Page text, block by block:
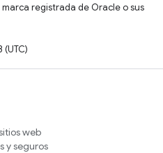
marca registrada de Oracle o sus
web
y seguros